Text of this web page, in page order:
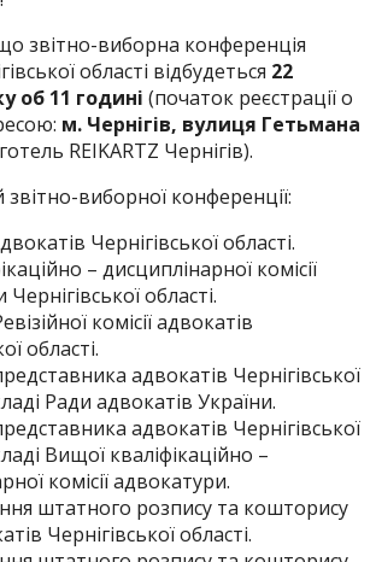
звітно-виборна конференція
області відбудеться 22
об 11 годині (початок реєстрації о
м. Чернігів, вулиця Гетьмана
REIKARTZ Чернігів).
виборної конференції:
Чернігівської області.
– дисциплінарної комісії
області.
комісії адвокатів
області.
адвокатів Чернігівської
Ради адвокатів України.
адвокатів Чернігівської
Вищої кваліфікаційно –
комісії адвокатури.
штатного розпису та кошторису
Чернігівської області.